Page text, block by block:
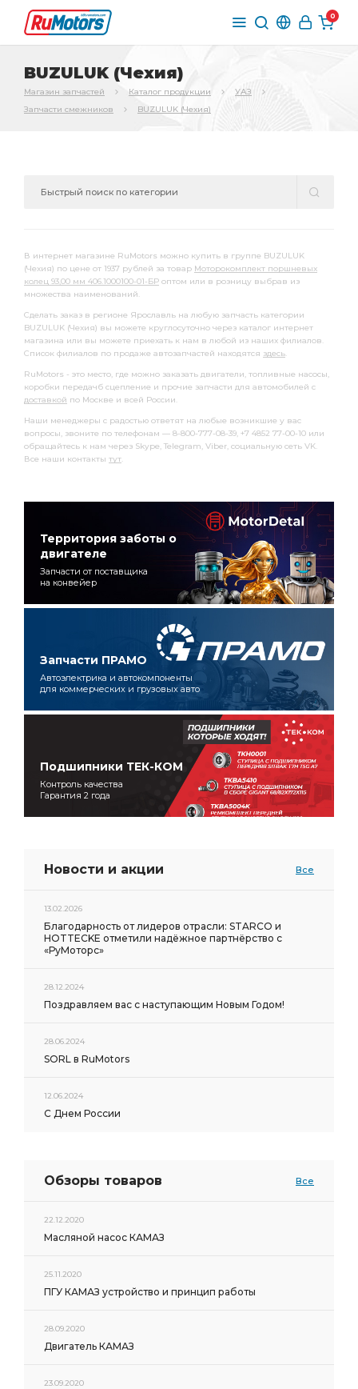
0
BUZULUK (Чехия)
Магазин запчастей Каталог продукции
УАЗ
Запчасти смежников
BUZULUK (Чехия)
В интернет магазине RuMotors можно купить в группе BUZULUK
(Чехия) по цене от 1937 рублей за товар Моторокомплект поршневых
колец 93,00 мм 406.1000100-01-БР оптом или в розницу выбрав из
множества наименований.
Сделать заказ в регионе Ярославль на любую запчасть категории
BUZULUK (Чехия) вы можете круглосуточно через каталог интернет
магазина или вы можете приехать к нам в любой из наших филиалов.
Список филиалов по продаже автозапчастей находятся здесь.
RuMotors - это место, где можно заказать двигатели, топливные насосы,
коробки передачб сцепление и прочие запчасти для автомобилей с
доставкой по Москве и всей России.
Наши менеджеры с радостью ответят на любые возникшие у вас
вопросы, звоните по телефонам — 8-800-777-08-39, +7 4852 77-00-10 или
обращайтесь к нам через Skype, Telegram, Viber, социальную сеть VK.
Все наши контакты тут.
Территория заботы о
двигателе
Запчасти от поставщика
на конвейер
Запчасти ПРАМО
Автоэлектрика и автокомпоненты
для коммерческих и грузовых авто
Подшипники ТЕК-КОМ
Контроль качества
Гарантия 2 года
Новости и акции Все
13.02.2026
Благодарность от лидеров отрасли: STARCO и
HOTTECKE отметили надёжное партнёрство с
«РуМоторс»
28.12.2024
Поздравляем вас с наступающим Новым Годом!
28.06.2024
SORL в RuMotors
12.06.2024
С Днем России
Обзоры товаров Все
22.12.2020
Масляной насос КАМАЗ
25.11.2020
ПГУ КАМАЗ устройство и принцип работы
28.09.2020
Двигатель КАМАЗ
23.09.2020